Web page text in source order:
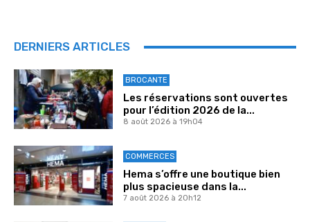
DERNIERS ARTICLES
BROCANTE
Les réservations sont ouvertes
pour l’édition 2026 de la...
8 août 2026 à 19h04
COMMERCES
Hema s’offre une boutique bien
plus spacieuse dans la...
7 août 2026 à 20h12